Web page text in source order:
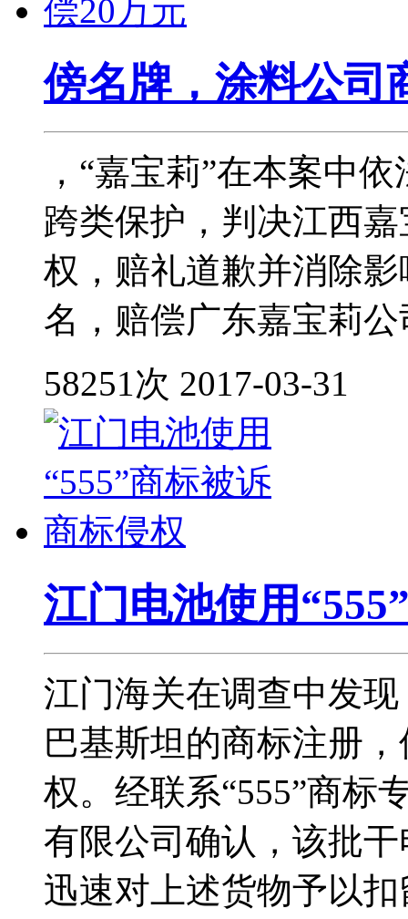
傍名牌，涂料公司
，“嘉宝莉”在本案中
跨类保护，判决江西
权，赔礼道歉并消除
名，赔偿广东嘉宝莉
58251次 2017-03-31
江门电池使用
江门海关在调查中发
巴基斯坦的商标注册
权。经联系“555”商标
有限公司确认，该批
迅速对上述货物予以